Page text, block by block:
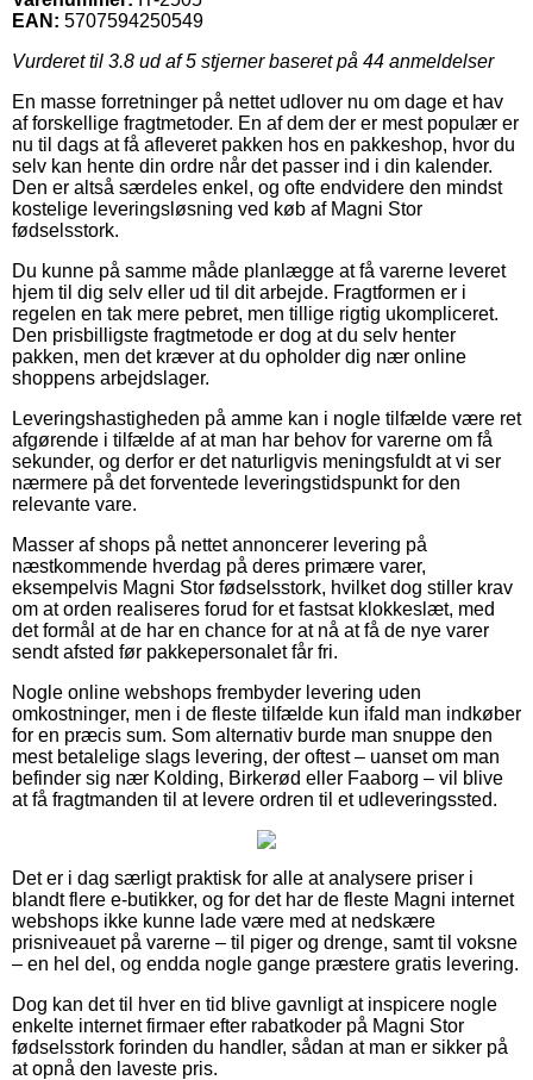
EAN: 5707594250549
Vurderet til 3.8 ud af 5 stjerner baseret på 44 anmeldelser
En masse forretninger på nettet udlover nu om dage et hav
af forskellige fragtmetoder. En af dem der er mest populær er
nu til dags at få afleveret pakken hos en pakkeshop, hvor du
selv kan hente din ordre når det passer ind i din kalender.
Den er altså særdeles enkel, og ofte endvidere den mindst
kostelige leveringsløsning ved køb af Magni Stor
fødselsstork.
Du kunne på samme måde planlægge at få varerne leveret
hjem til dig selv eller ud til dit arbejde. Fragtformen er i
regelen en tak mere pebret, men tillige rigtig ukompliceret.
Den prisbilligste fragtmetode er dog at du selv henter
pakken, men det kræver at du opholder dig nær online
shoppens arbejdslager.
Leveringshastigheden på amme kan i nogle tilfælde være ret
afgørende i tilfælde af at man har behov for varerne om få
sekunder, og derfor er det naturligvis meningsfuldt at vi ser
nærmere på det forventede leveringstidspunkt for den
relevante vare.
Masser af shops på nettet annoncerer levering på
næstkommende hverdag på deres primære varer,
eksempelvis Magni Stor fødselsstork, hvilket dog stiller krav
om at orden realiseres forud for et fastsat klokkeslæt, med
det formål at de har en chance for at nå at få de nye varer
sendt afsted før pakkepersonalet får fri.
Nogle online webshops frembyder levering uden
omkostninger, men i de fleste tilfælde kun ifald man indkøber
for en præcis sum. Som alternativ burde man snuppe den
mest betalelige slags levering, der oftest – uanset om man
befinder sig nær Kolding, Birkerød eller Faaborg – vil blive
at få fragtmanden til at levere ordren til et udleveringssted.
Det er i dag særligt praktisk for alle at analysere priser i
blandt flere e-butikker, og for det har de fleste Magni internet
webshops ikke kunne lade være med at nedskære
prisniveauet på varerne – til piger og drenge, samt til voksne
– en hel del, og endda nogle gange præstere gratis levering.
Dog kan det til hver en tid blive gavnligt at inspicere nogle
enkelte internet firmaer efter rabatkoder på Magni Stor
fødselsstork forinden du handler, sådan at man er sikker på
at opnå den laveste pris.